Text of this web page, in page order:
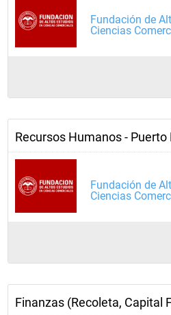
Fundación de
Ciencias
Recursos Humanos -
Fundación de
Ciencias
Finanzas (Recoleta, Capital